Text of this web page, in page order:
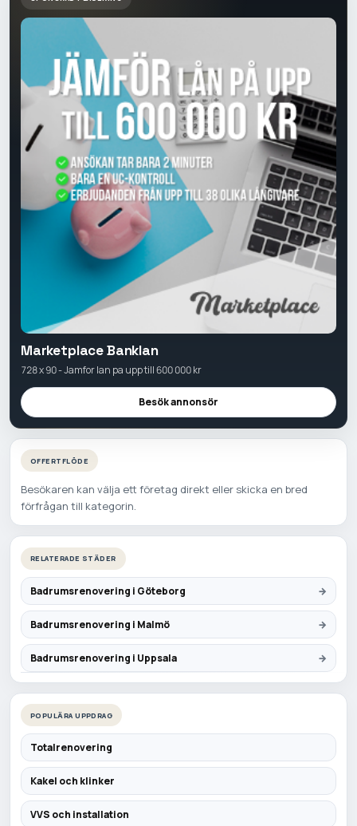
Marketplace Banklan
728 x 90 - Jamfor lan pa upp till 600 000 kr
Besök annonsör
OFFERTFLÖDE
Besökaren kan välja ett företag direkt eller skicka en bred
förfrågan till kategorin.
RELATERADE STÄDER
Badrumsrenovering i Göteborg
Badrumsrenovering i Malmö
Badrumsrenovering i Uppsala
POPULÄRA UPPDRAG
Totalrenovering
Kakel och klinker
VVS och installation